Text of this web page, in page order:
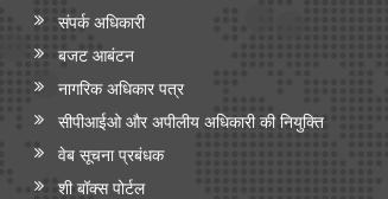
संपर्क अधिकारी
बजट आबंटन
नागरिक अधिकार पत्र
सीपीआईओ और अपी‍लीय अधिकारी की नियुक्ति
वेब सूचना प्रबंधक
शी बॉक्स पोर्टल